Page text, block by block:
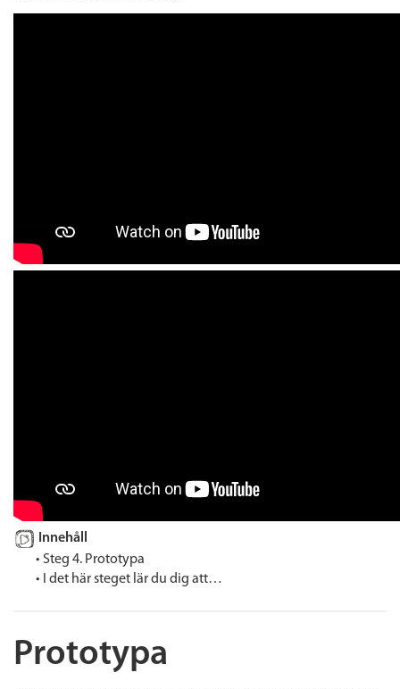
Innehåll
• Steg 4. Prototypa
• I det här steget lär du dig att…
Prototypa